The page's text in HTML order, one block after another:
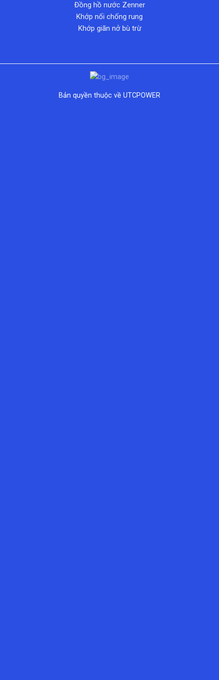
Đồng hồ nước Zenner
Khớp nối chống rung
Khớp giãn nở bù trừ
Bản quyền thuộc về UTCPOWER